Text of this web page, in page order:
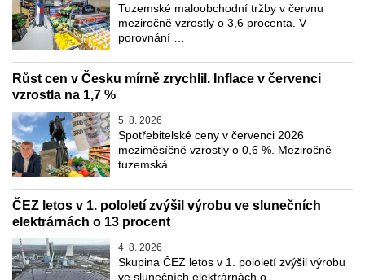
Tuzemské maloobchodní tržby v červnu
meziročně vzrostly o 3,6 procenta. V
porovnání …
Růst cen v Česku mírně zrychlil. Inflace v červenci
vzrostla na 1,7 %
5. 8. 2026
Spotřebitelské ceny v červenci 2026
meziměsíčně vzrostly o 0,6 %. Meziročně
tuzemská …
ČEZ letos v 1. pololetí zvýšil výrobu ve slunečních
elektrárnách o 13 procent
4. 8. 2026
Skupina ČEZ letos v 1. pololetí zvýšil výrobu
ve slunečních elektrárnách o …